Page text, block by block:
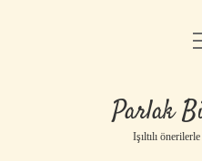
Parlak
Işıltılı